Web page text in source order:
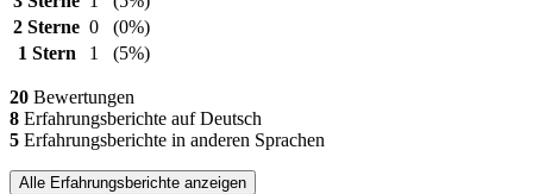
2 Sterne 0
(0%)
1 Stern
1 (5%)
20 Bewertungen
8 Erfahrungsberichte auf Deutsch
5 Erfahrungsberichte in anderen Sprachen
Alle Erfahrungsberichte anzeigen